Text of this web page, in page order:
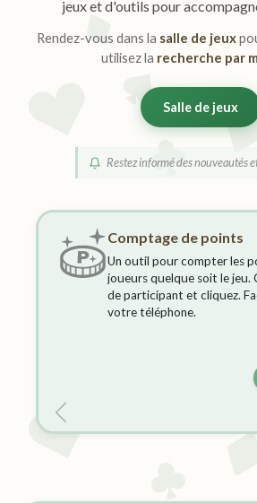
jeux et d'outils pour
Rendez-vous dans la salle de jeux
utilisez la recherche par
Salle de jeux
Restez informé des nouveautés
Comptage de points
Un outil pour compter les
joueurs quelque soit le jeu.
de participant et cliquez.
votre téléphone.
Précédent